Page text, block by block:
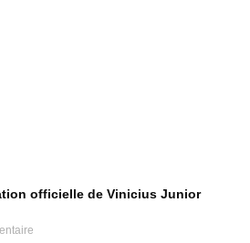
officielle de Vinicius Junior